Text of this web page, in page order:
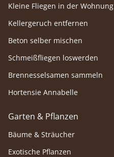
Kleine Fliegen in der Wohnung
Kellergeruch entfernen
Beton selber mischen
Schmeißfliegen loswerden
Brennesselsamen sammeln
Hortensie Annabelle
Garten & Pflanzen
Bäume & Sträucher
Exotische Pflanzen